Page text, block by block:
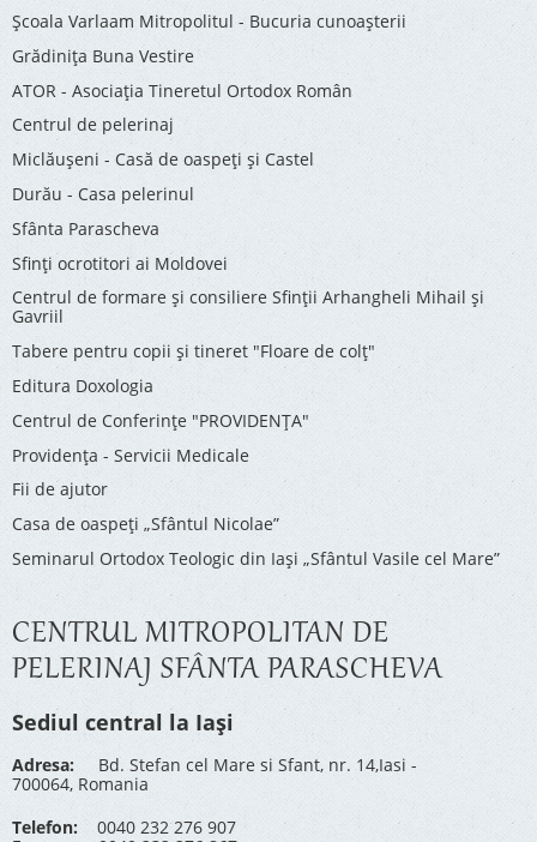
Şcoala Varlaam Mitropolitul - Bucuria cunoaşterii
Grădinița Buna Vestire
ATOR - Asociaţia Tineretul Ortodox Român
Centrul de pelerinaj
Miclăușeni - Casă de oaspeţi şi Castel
Durău - Casa pelerinul
Sfânta Parascheva
Sfinți ocrotitori ai Moldovei
Centrul de formare și consiliere Sfinții Arhangheli Mihail și
Gavriil
Tabere pentru copii şi tineret "Floare de colţ"
Editura Doxologia
Centrul de Conferinţe "PROVIDENŢA"
Providenţa - Servicii Medicale
Fii de ajutor
Casa de oaspeți „Sfântul Nicolae”
Seminarul Ortodox Teologic din Iași „Sfântul Vasile cel Mare”
CENTRUL MITROPOLITAN DE
PELERINAJ SFÂNTA PARASCHEVA
Sediul central la Iași
Adresa: Bd. Stefan cel Mare si Sfant, nr. 14,Iasi -
700064, Romania
Telefon: 0040 232 276 907